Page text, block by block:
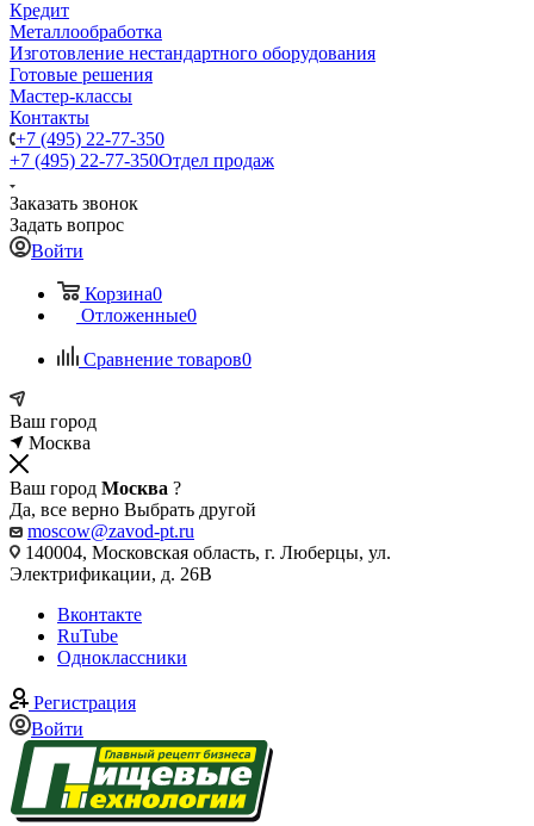
Кредит
Металлообработка
Изготовление нестандартного оборудования
Готовые решения
Мастер-классы
Контакты
+7 (495) 22-77-350
+7 (495) 22-77-350Отдел продаж
Заказать звонок
Задать вопрос
Войти
Корзина0
Отложенные0
Сравнение товаров0
Ваш город
Москва
Ваш город Москва ?
Да, все верно Выбрать другой
moscow@zavod-pt.ru
140004, Московская область, г. Люберцы, ул.
Электрификации, д. 26В
Вконтакте
RuTube
Одноклассники
Регистрация
Войти